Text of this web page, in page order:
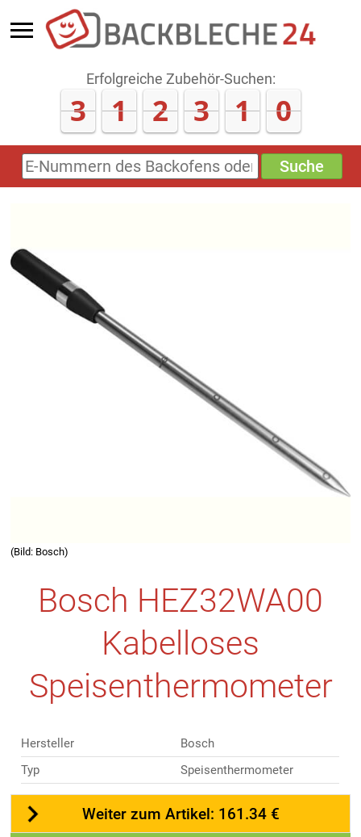
Erfolgreiche Zubehör-Suchen:
3 1 2 3 1 5
E-
Nummern
(keine
Sonderzeichen)
Suche
(Bild: Bosch)
Bosch HEZ32WA00
Kabelloses
Speisenthermometer
Hersteller
Bosch
Typ
Speisenthermometer
Weiter zum Artikel: 161.34 €